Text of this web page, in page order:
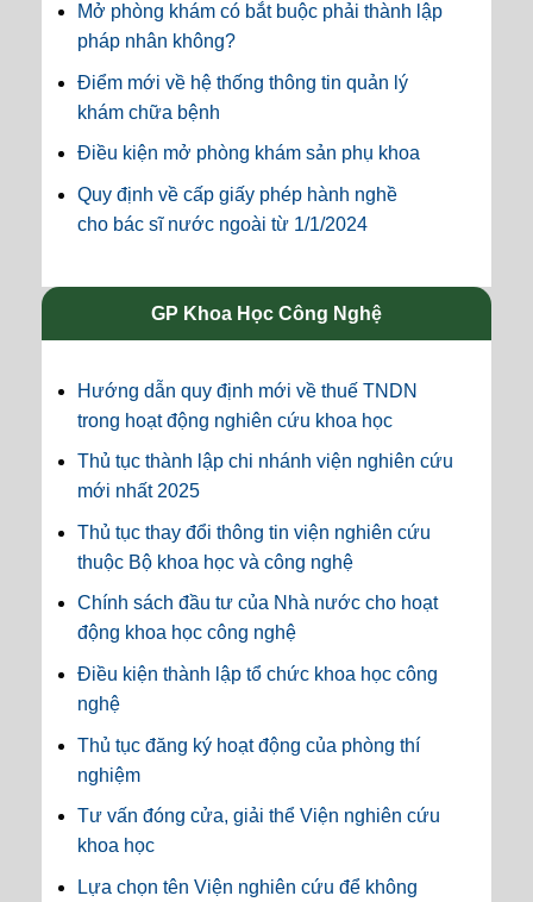
Mở phòng khám có bắt buộc phải thành lập
pháp nhân không?
Điểm mới về hệ thống thông tin quản lý
khám chữa bệnh
Điều kiện mở phòng khám sản phụ khoa
Quy định về cấp giấy phép hành nghề
cho bác sĩ nước ngoài từ 1/1/2024
GP Khoa Học Công Nghệ
Hướng dẫn quy định mới về thuế TNDN
trong hoạt động nghiên cứu khoa học
Thủ tục thành lập chi nhánh viện nghiên cứu
mới nhất 2025
Thủ tục thay đổi thông tin viện nghiên cứu
thuộc Bộ khoa học và công nghệ
Chính sách đầu tư của Nhà nước cho hoạt
động khoa học công nghệ
Điều kiện thành lập tổ chức khoa học công
nghệ
Thủ tục đăng ký hoạt động của phòng thí
nghiệm
Tư vấn đóng cửa, giải thể Viện nghiên cứu
khoa học
Lựa chọn tên Viện nghiên cứu để không